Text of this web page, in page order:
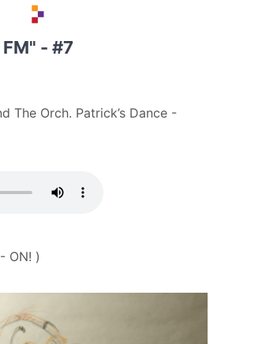
- #7
The Orch. Patrick’s Dance -
ON! )